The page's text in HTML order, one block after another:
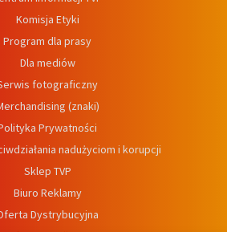
Komisja Etyki
Program dla prasy
Dla mediów
fotograficzny
(znaki)
Prywatności
nadużyciom i korupcji
Sklep TVP
Biuro Reklamy
Dystrybucyjna